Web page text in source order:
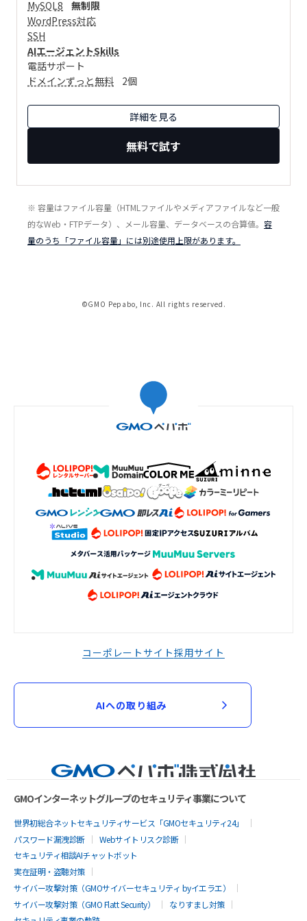
MySQL8
無制限
WordPress対応
SSH
AIエージェントSkills
電話サポート
ドメインずっと無料
2個
詳細を見る
無料で試す
※ 容量はファイル容量（HTMLファイルやメディアファイルなど一般
的なWeb・FTPデータ）、メール容量、データベースの合算値。 容
量のうち「ファイル容量」には別途使用上限があります。
©GMO Pepabo, Inc. All rights reserved.
コーポレートサイト採用サイト
AIへの取り組み
GMOインターネットグループのセキュリティ事業について
世界初総合ネットセキュリティサービス「GMOセキュリティ24」
パスワード漏洩診断
Webサイトリスク診断
セキュリティ相談AIチャットボット
実在証明・盗聴対策
サイバー攻撃対策（GMOサイバーセキュリティ byイエラエ）
サイバー攻撃対策（GMO Flatt Security）
なりすまし対策